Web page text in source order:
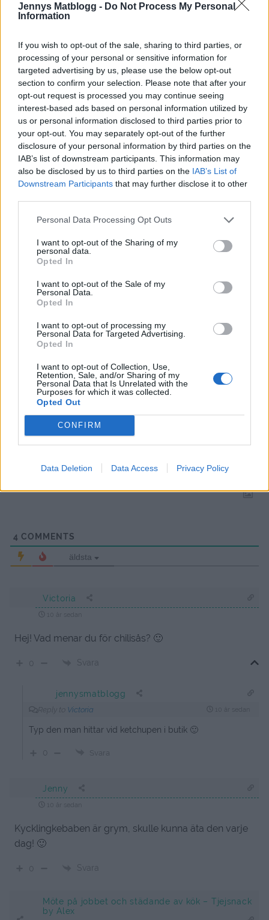
Jennys Matblogg - Do Not Process My Personal
Information
If you wish to opt-out of the sale, sharing to third parties, or
processing of your personal or sensitive information for
targeted advertising by us, please use the below opt-out
section to confirm your selection. Please note that after your
opt-out request is processed you may continue seeing
interest-based ads based on personal information utilized by
us or personal information disclosed to third parties prior to
your opt-out. You may separately opt-out of the further
disclosure of your personal information by third parties on the
IAB’s list of downstream participants. This information may
also be disclosed by us to third parties on the IAB’s List of
Downstream Participants that may further disclose it to other
Personal Data Processing Opt Outs
I want to opt-out of the Sharing of my
personal data.
Opted In
I want to opt-out of the Sale of my
Personal Data.
Opted In
I want to opt-out of processing my
Personal Data for Targeted Advertising.
Opted In
I want to opt-out of Collection, Use,
Retention, Sale, and/or Sharing of my
Personal Data that Is Unrelated with the
Purposes for which it was collected.
Opted Out
CONFIRM
Data Deletion Data Access Privacy Policy
Prenumerera
4 COMMENTS
äldsta
Victoria
Hej! Vad menar du för chilisås? 🙂
Svara
jennysmatblogg
Victoria
Typ den man hittar vid ketchupen i butik 🙂
Svara
Jenny
Kycklingkebaben är grym, skulle kunna äta den varje
dag! 🙂
Svara
Möte på jobbet och städande av kök – Tjejsnack
by Alex